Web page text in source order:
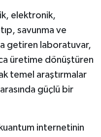
elektronik,
savunma ve
getiren laboratuvar,
üretime dönüştüren
temel araştırmalar
güçlü bir
internetinin